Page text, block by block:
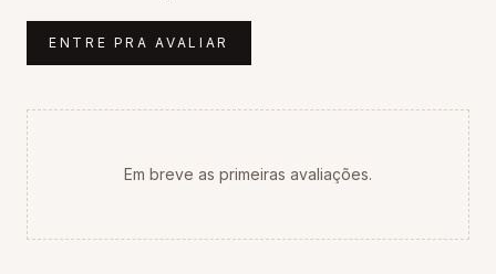
ENTRE PRA AVALIAR
Em breve as primeiras avaliações.